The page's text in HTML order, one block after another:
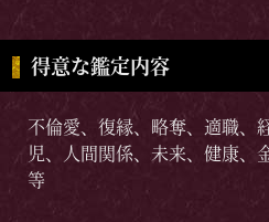
得意な鑑定内容
不倫愛、復縁、略奪、適職、
児、人間関係、未来、健康、
等